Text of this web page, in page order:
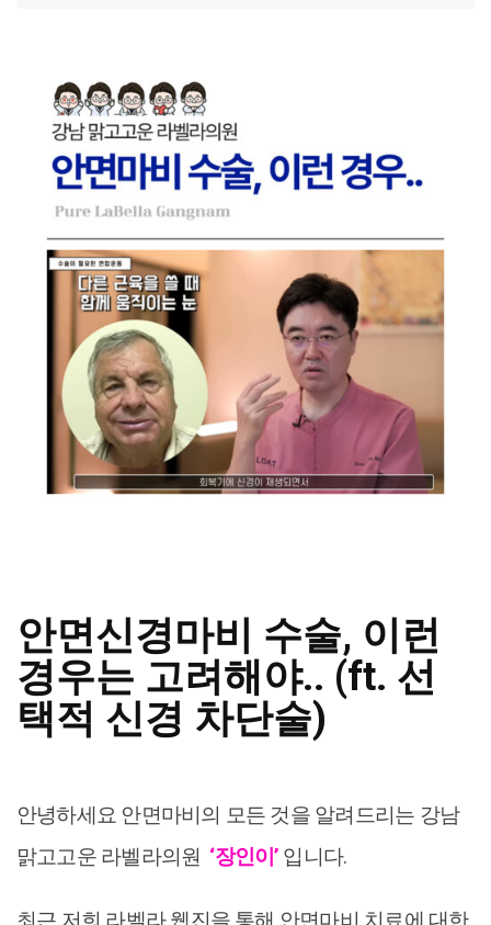
안면신경마비 수술, 이런
경우는 고려해야.. (ft. 선
택적 신경 차단술)
안녕하세요 안면마비의 모든 것을 알려드리는 강남
맑고고운 라벨라의원 ‘장인이’ 입니다.